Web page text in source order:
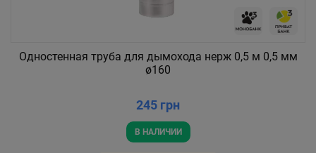
Одностенная труба для дымохода нерж 0,5 м 0,5 мм
ø160
245 грн
В НАЛИЧИИ